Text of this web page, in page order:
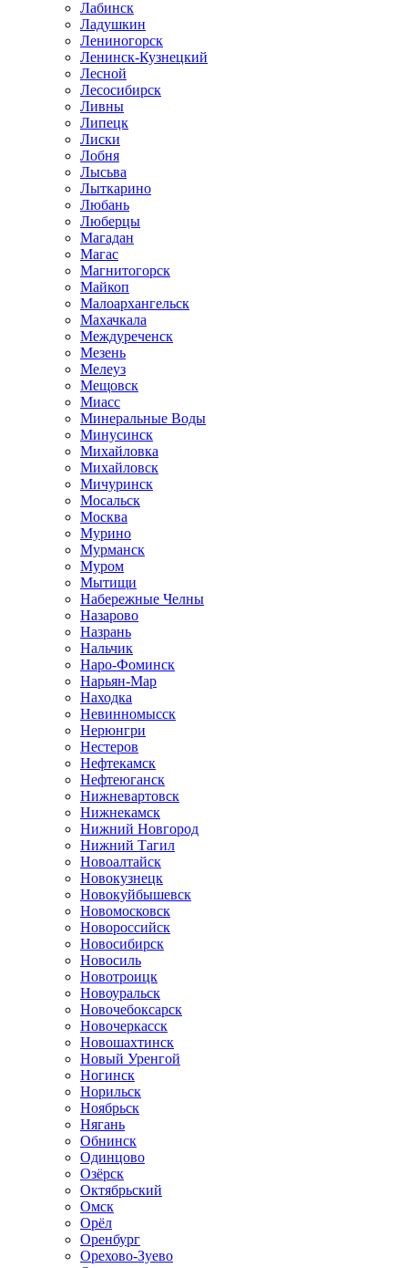
Лабинск
Ладушкин
Лениногорск
Ленинск-Кузнецкий
Лесной
Лесосибирск
Ливны
Липецк
Лиски
Лобня
Лысьва
Лыткарино
Любань
Люберцы
Магадан
Магас
Магнитогорск
Майкоп
Малоархангельск
Махачкала
Междуреченск
Мезень
Мелеуз
Мещовск
Миасс
Минеральные Воды
Минусинск
Михайловка
Михайловск
Мичуринск
Мосальск
Москва
Мурино
Мурманск
Муром
Мытищи
Набережные Челны
Назарово
Назрань
Нальчик
Наро-Фоминск
Нарьян-Мар
Находка
Невинномысск
Нерюнгри
Нестеров
Нефтекамск
Нефтеюганск
Нижневартовск
Нижнекамск
Нижний Новгород
Нижний Тагил
Новоалтайск
Новокузнецк
Новокуйбышевск
Новомосковск
Новороссийск
Новосибирск
Новосиль
Новотроицк
Новоуральск
Новочебоксарск
Новочеркасск
Новошахтинск
Новый Уренгой
Ногинск
Норильск
Ноябрьск
Нягань
Обнинск
Одинцово
Озёрск
Октябрьский
Омск
Орёл
Оренбург
Орехово-Зуево